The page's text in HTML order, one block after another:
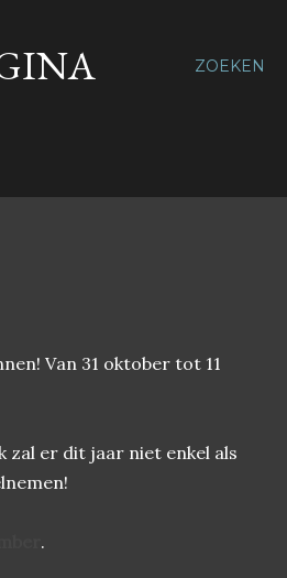
ZOEKEN
Van 31 oktober tot 11
zal er dit jaar niet enkel als
.